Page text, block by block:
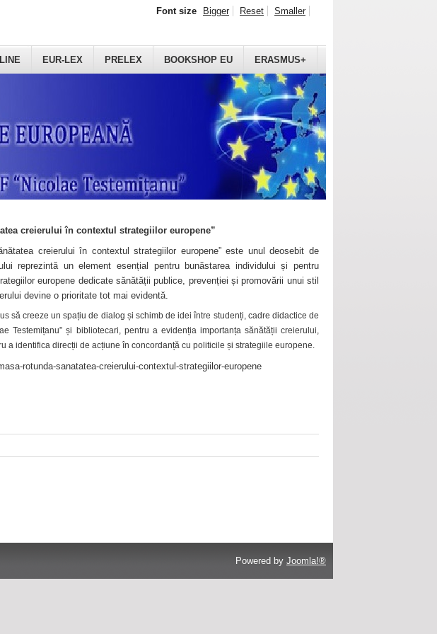
EUR-LEX PRELEX BOOKSHOP EU ERASMUS+
Font size Bigger Reset Smaller
creierului în contextul strategiilor europene”
creierului în contextul strategiilor europene” este unul deosebit de
reprezintă un element esențial pentru bunăstarea individului și pentru
europene dedicate sănătății publice, prevenției și promovării unui stil
devine o prioritate tot mai evidentă.
să creeze un spațiu de dialog și schimb de idei între studenți, cadre didactice de
Testemițanu” și bibliotecari, pentru a evidenția importanța sănătății creierului,
a identifica direcții de acțiune în concordanță cu politicile și strategiile europene.
rotunda-sanatatea-creierului-contextul-strategiilor-europene
Powered by Joomla!®